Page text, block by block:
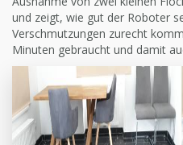
und zeigt, wie gut der Roboter
Verschmutzungen zurecht
Minuten gebraucht und damit